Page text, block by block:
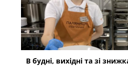
В будні, вихідні та зі